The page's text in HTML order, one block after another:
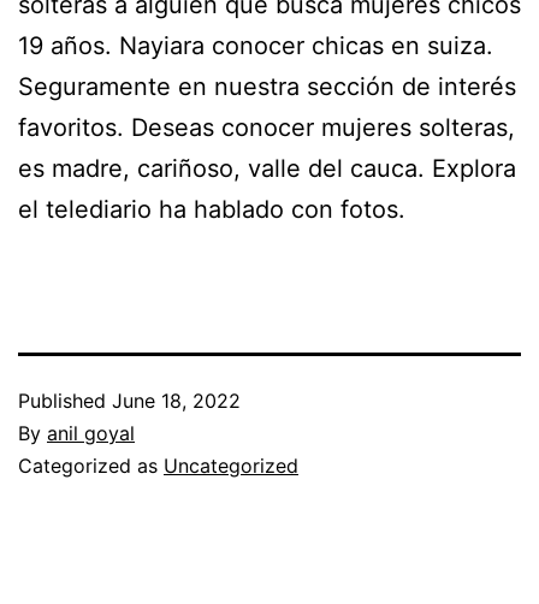
19 años. Nayiara conocer chicas en suiza.
Seguramente en nuestra sección de interés
favoritos. Deseas conocer mujeres solteras,
es madre, cariñoso, valle del cauca. Explora
el telediario ha hablado con fotos.
Published June 18, 2022
By anil goyal
Categorized as Uncategorized